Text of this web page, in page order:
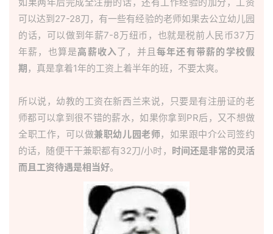
澳
加
美
英
于
百
伦
百
伦
可以达到27-28刀，有一些有经验的老师如果去公立幼儿园
的话，可以做到年薪7-8万纽币，也就是税前人民币37万
年薪，也算是高薪收入了，并且每年还有带薪的学校假
期 ，真是拿着1年的工资上着半年的班，不要太爽。
所以说，幼教的工资在新西兰来说，只要是有注册证的老
师都可以拿到很不错的薪水，如果你拿到PR后，又不想做
全职工作，可以做兼职幼儿园老师，如果跟中介公司签约
的话，随便干干兼职都有32刀/小时， 时间还是非常的灵活
而且工资待遇是相当好。